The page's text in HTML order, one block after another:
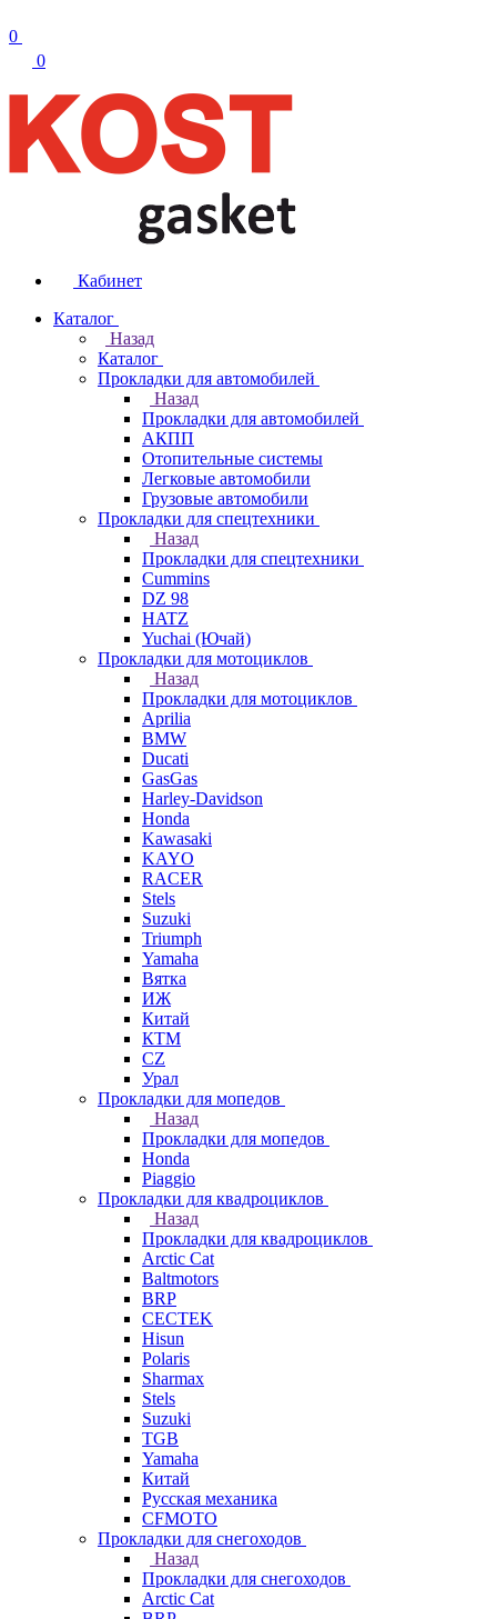
0
0
Кабинет
Каталог
Назад
Каталог
Прокладки для автомобилей
Назад
Прокладки для автомобилей
АКПП
Отопительные системы
Легковые автомобили
Грузовые автомобили
Прокладки для спецтехники
Назад
Прокладки для спецтехники
Cummins
DZ 98
HATZ
Yuchai (Ючай)
Прокладки для мотоциклов
Назад
Прокладки для мотоциклов
Aprilia
BMW
Ducati
GasGas
Harley-Davidson
Honda
Kawasaki
KAYO
RACER
Stels
Suzuki
Triumph
Yamaha
Вятка
ИЖ
Китай
КТМ
СZ
Урал
Прокладки для мопедов
Назад
Прокладки для мопедов
Honda
Piaggio
Прокладки для квадроциклов
Назад
Прокладки для квадроциклов
Arctic Cat
Baltmotors
BRP
CECTEK
Hisun
Polaris
Sharmax
Stels
Suzuki
TGB
Yamaha
Китай
Русская механика
СFMOTO
Прокладки для снегоходов
Назад
Прокладки для снегоходов
Arctic Cat